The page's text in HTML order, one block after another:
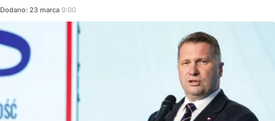
Dodano: 23 marca 9:00